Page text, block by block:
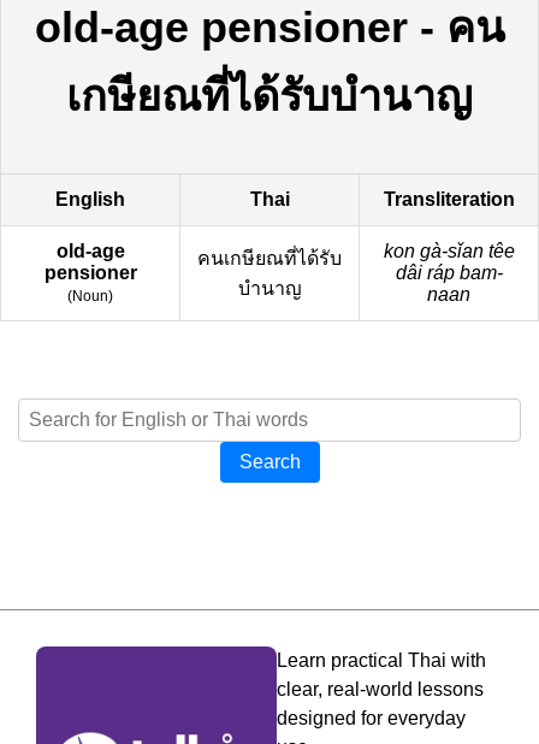
old-age pensioner- คน
เกษียณที่ได้รับบำนาญ
English Thai Transliteration
old-age
pensioner
(Noun)
คนเกษียณที่ได้รับ
บำนาญ
kon gà-sǐan têe
dâi ráp bam-
naan
Search
Learn practical Thai with
clear, real-world lessons
designed for everyday